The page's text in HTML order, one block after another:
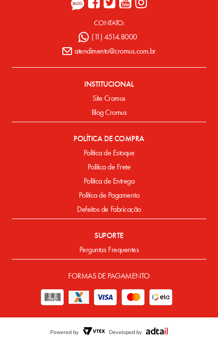
CONTATO:
(11) 4514.8000
atendimento@cromus.com.br
INSTITUCIONAL
Site Cromus
Blog Cromus
POLÍTICA DE COMPRA
Política de Estoque
Política de Frete
Política de Entrega
Política de Pagamento
Defeitos de Fabricação
SUPORTE
Perguntas Frequentes
FORMAS DE PAGAMENTO
Powered by Developed by